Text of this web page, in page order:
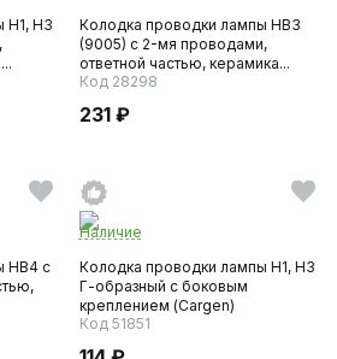
H3
Колодка проводки лампы HB3
(9005) с 2-мя проводами,
ответной частью, керамика...
Код 28298
231 ₽
HB4 с
Наличие
Колодка проводки лампы H1, H3
Г-образный с боковым
креплением (Cargen)
Код 51851